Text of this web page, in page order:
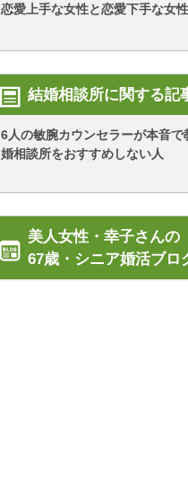
恋愛上手な女性と恋愛下手な女
結婚相談所に関する記
6人の敏腕カウンセラーが本音で
婚相談所をおすすめしない人
美人女性・幸子さんの
67歳・シニア婚活ブロ